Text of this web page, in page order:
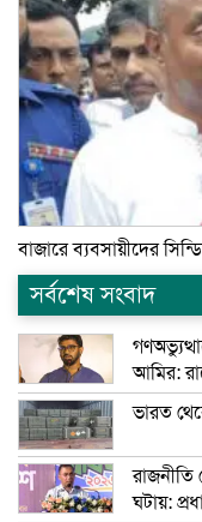
বাজারে ব্যবসায়ীদের
সর্বশেষ সংবাদ
আমির:
ভারত
রাজনীতি
ঘটায়: